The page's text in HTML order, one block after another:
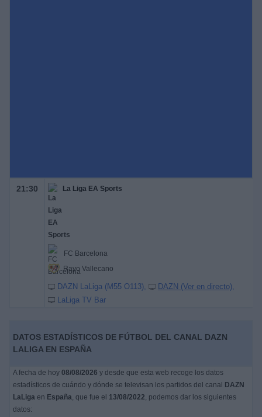
21:30 La Liga EA Sports
FC Barcelona
Rayo Vallecano
DAZN LaLiga (M55 O113)
DAZN (Ver en directo)
LaLiga TV Bar
DATOS ESTADÍSTICOS DE FÚTBOL DEL CANAL DAZN
LALIGA EN ESPAÑA
A fecha de hoy 08/08/2026 y desde que esta web recoge los datos
estadísticos de cuándo y dónde se televisan los partidos del canal DAZN
LaLiga en España, que fue el 13/08/2022, podemos dar los siguientes
datos: